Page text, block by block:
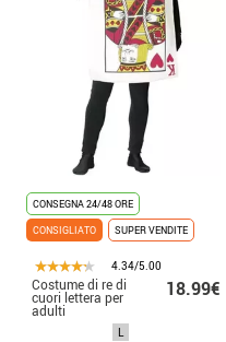
CONSEGNA 24/48 ORE
CONSIGLIATO
SUPER VENDITE
4.34/5.00
Costume di re di
cuori lettera per
adulti
18.99€
L